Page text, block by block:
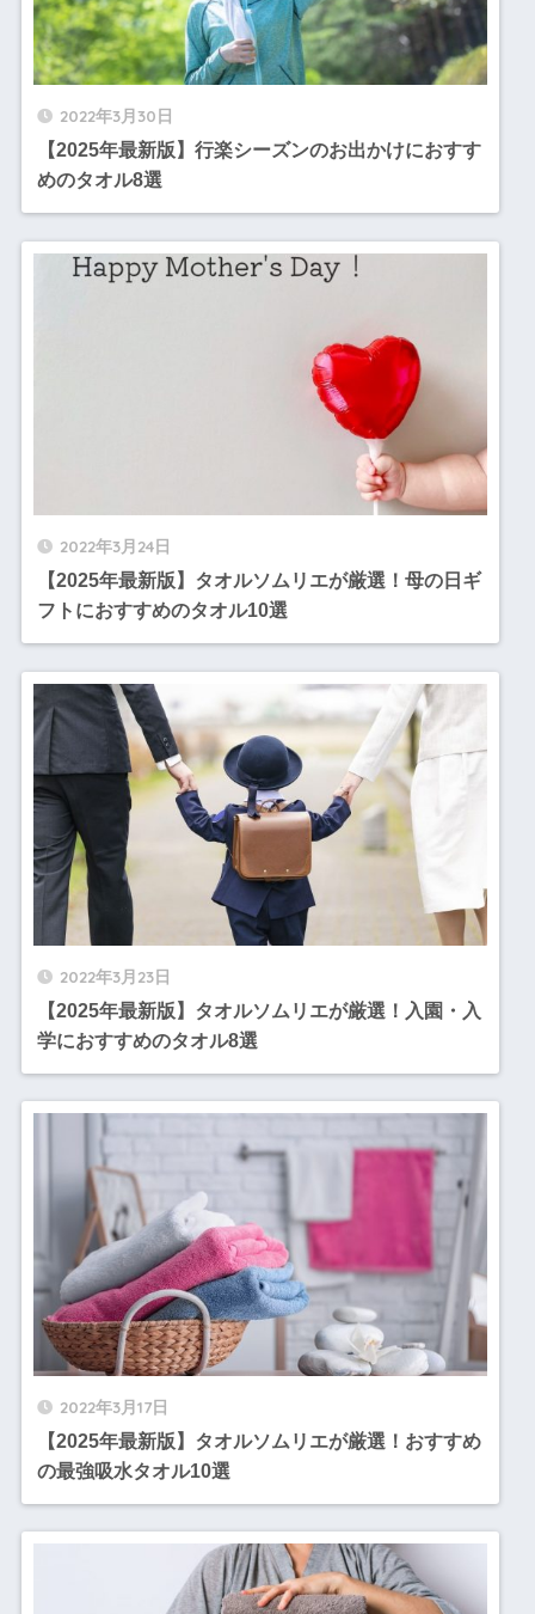
2022年3月30日
【2025年最新版】行楽シーズンのお出かけにおすす
めのタオル8選
2022年3月24日
【2025年最新版】タオルソムリエが厳選！母の日ギ
フトにおすすめのタオル10選
2022年3月23日
【2025年最新版】タオルソムリエが厳選！入園・入
学におすすめのタオル8選
2022年3月17日
【2025年最新版】タオルソムリエが厳選！おすすめ
の最強吸水タオル10選